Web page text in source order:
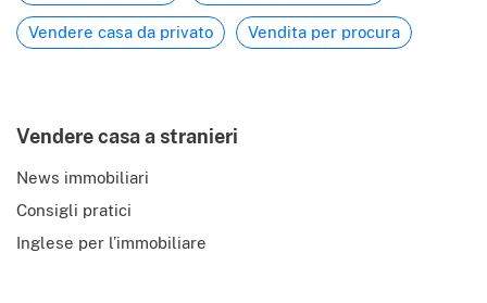
Vendere casa da privato Vendita per procura
Vendere casa a stranieri
News immobiliari
Consigli pratici
Inglese per l’immobiliare